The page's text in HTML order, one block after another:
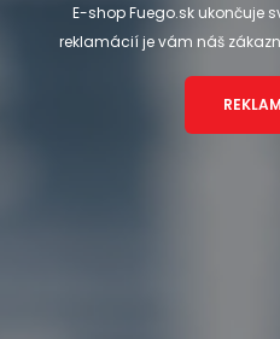
E-shop Fuego.sk ukončuje
reklamácií je vám náš